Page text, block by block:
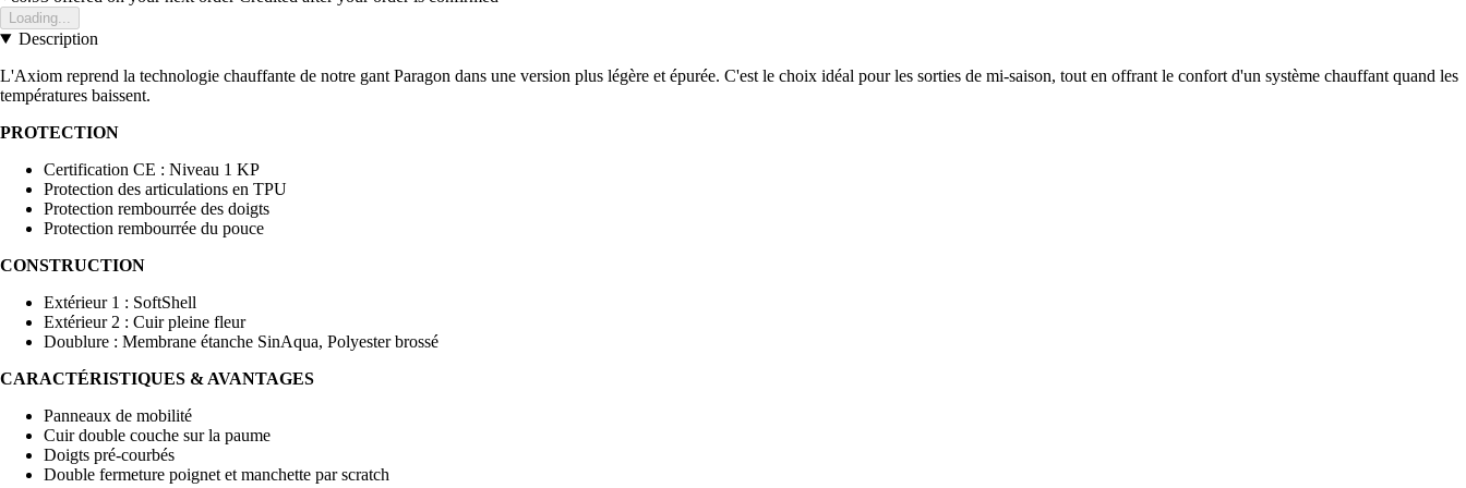
Loading...
Description
L'Axiom reprend la technologie chauffante de notre gant Paragon dans une version plus légère et épurée. C'est le choix idéal pour les sorties de mi-saison, tout en offrant le confort d'un système chauffant quand les
températures baissent.
PROTECTION
Certification CE : Niveau 1 KP
Protection des articulations en TPU
Protection rembourrée des doigts
Protection rembourrée du pouce
CONSTRUCTION
Extérieur 1 : SoftShell
Extérieur 2 : Cuir pleine fleur
Doublure : Membrane étanche SinAqua, Polyester brossé
CARACTÉRISTIQUES & AVANTAGES
Panneaux de mobilité
Cuir double couche sur la paume
Doigts pré-courbés
Double fermeture poignet et manchette par scratch